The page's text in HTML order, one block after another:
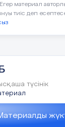
повседневное
неофициальная
предложения;
образность,
материал
тиіс деп
түсінік